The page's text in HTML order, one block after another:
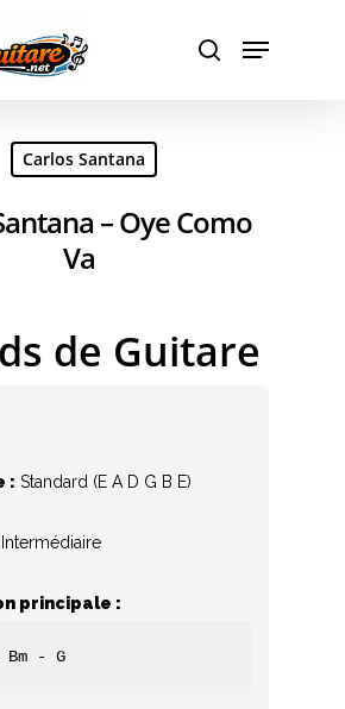
or ESC to close
Carlos Santana
– Oye Como
Va
de Guitare
: Standard (E A D G B E)
Intermédiaire
principale :
- G